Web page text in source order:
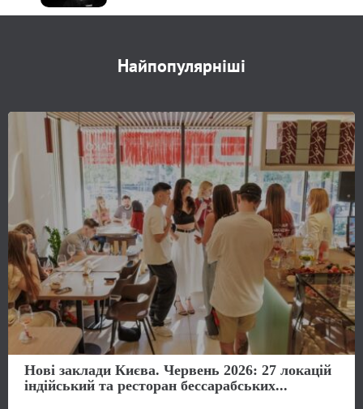
Найпопулярніші
Нові заклади Києва. Червень 2026: 27 локацій
індійський та ресторан бессарабських...